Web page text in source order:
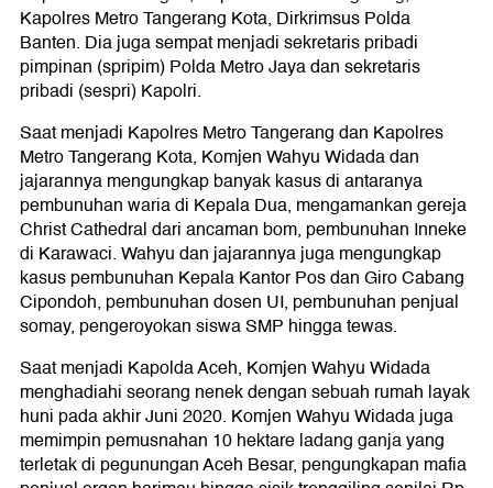
Kapolres Metro Tangerang Kota, Dirkrimsus Polda
Banten. Dia juga sempat menjadi sekretaris pribadi
pimpinan (spripim) Polda Metro Jaya dan sekretaris
pribadi (sespri) Kapolri.
Saat menjadi Kapolres Metro Tangerang dan Kapolres
Metro Tangerang Kota, Komjen Wahyu Widada dan
jajarannya mengungkap banyak kasus di antaranya
pembunuhan waria di Kepala Dua, mengamankan gereja
Christ Cathedral dari ancaman bom, pembunuhan Inneke
di Karawaci. Wahyu dan jajarannya juga mengungkap
kasus pembunuhan Kepala Kantor Pos dan Giro Cabang
Cipondoh, pembunuhan dosen UI, pembunuhan penjual
somay, pengeroyokan siswa SMP hingga tewas.
Saat menjadi Kapolda Aceh, Komjen Wahyu Widada
menghadiahi seorang nenek dengan sebuah rumah layak
huni pada akhir Juni 2020. Komjen Wahyu Widada juga
memimpin pemusnahan 10 hektare ladang ganja yang
terletak di pegunungan Aceh Besar, pengungkapan mafia